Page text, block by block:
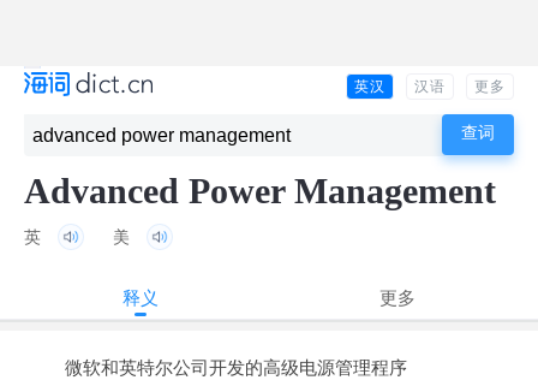
英汉 汉语 更多
Advanced Power Management
英 美
释义 更多
微软和英特尔公司开发的高级电源管理程序